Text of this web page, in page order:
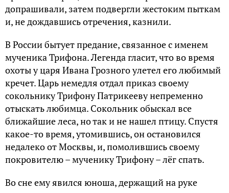
допрашивали, затем подвергли жестоким пыткам
и, не дождавшись отречения, казнили.
В России бытует предание, связанное с именем
мученика Трифона. Легенда гласит, что во время
охоты у царя Ивана Грозного улетел его любимый
кречет. Царь немедля отдал приказ своему
сокольнику Трифону Патрикееву непременно
отыскать любимца. Сокольник обыскал все
ближайшие леса, но так и не нашел птицу. Спустя
какое-то время, утомившись, он остановился
недалеко от Москвы, и, помолившись своему
покровителю – мученику Трифону – лёг спать.
Во сне ему явился юноша, держащий на руке